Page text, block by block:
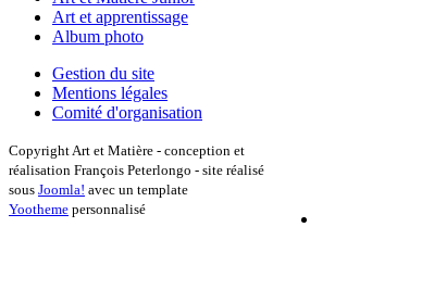
Art et apprentissage
Album photo
Gestion du site
Mentions légales
Comité d'organisation
Copyright Art et Matière - conception et
réalisation François Peterlongo - site réalisé
sous Joomla! avec un template
Yootheme personnalisé